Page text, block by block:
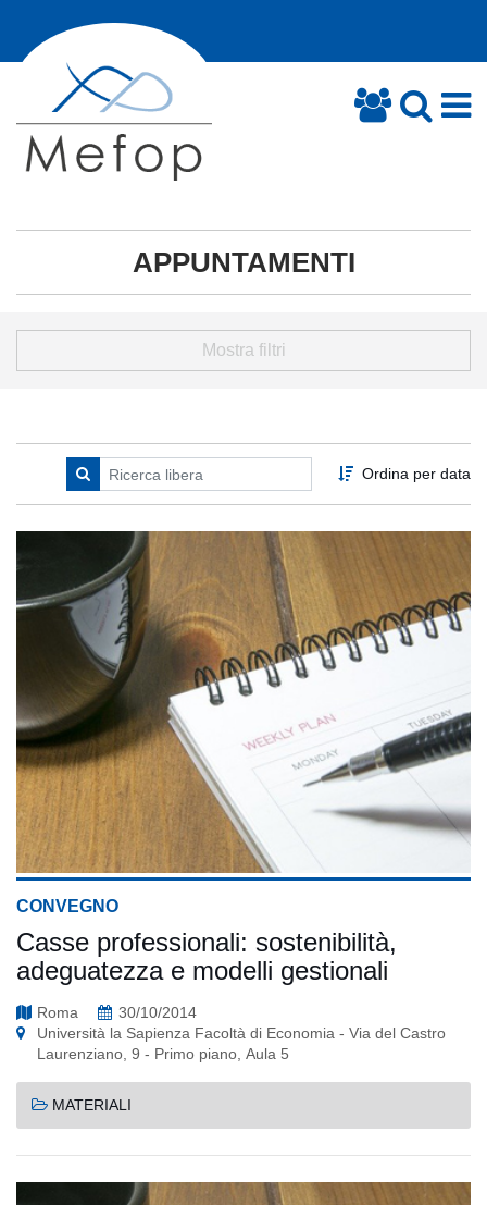
APPUNTAMENTI
Mostra filtri
Ordina per data
CONVEGNO
Casse professionali: sostenibilità,
adeguatezza e modelli gestionali
Roma
30/10/2014
Università la Sapienza Facoltà di Economia - Via del Castro
Laurenziano, 9 - Primo piano, Aula 5
MATERIALI